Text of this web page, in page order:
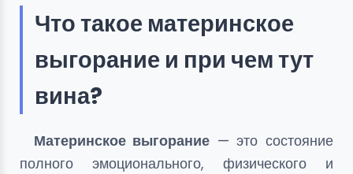
Что такое материнское
выгорание и при чем тут
вина?
Материнское выгорание — это состояние
полного эмоционального, физического и